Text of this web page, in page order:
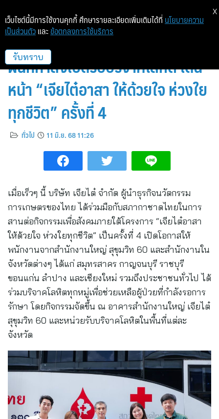
“เจียไต๋” จับมือ “สภากาชาดไทย”
ผนึกกำลังเปิดรับบริจาคโลหิต เดิน
หน้า “เจียไต๋อาสา ให้ด้วยใจ ห่วงใย
ทุกชีวิต” ครั้งที่ 4
ทั่วไป 11 มิ.ย. 68 11:26
เมื่อเร็วๆ นี้ บริษัท เจียไต๋ จำกัด ผู้นำธุรกิจนวัตกรรม
การเกษตรของไทย ได้ร่วมมือกับสภากาชาดไทยในการ
สานต่อกิจกรรมเพื่อสังคมภายใต้โครงการ “เจียไต๋อาสา
ให้ด้วยใจ ห่วงใยทุกชีวิต” เป็นครั้งที่ 4 เปิดโอกาสให้
พนักงานจากสำนักงานใหญ่ สุขุมวิท 60 และสำนักงานใน
จังหวัดต่างๆ ได้แก่ สมุทรสาคร กาญจนบุรี ราชบุรี
ขอนแก่น ลำปาง และเชียงใหม่ รวมถึงประชาชนทั่วไป ได้
ร่วมบริจาคโลหิตทุกหมู่เพื่อช่วยเหลือผู้ป่วยที่กำลังรอการ
รักษา โดยกิจกรรมจัดขึ้น ณ อาคารสำนักงานใหญ่ เจียไต๋
สุขุมวิท 60 และหน่วยรับบริจาคโลหิตในพื้นที่แต่ละ
จังหวัด
เว็บไซต์นี้มีการใช้งานคุกกี้ ศึกษารายละเอียดเพิ่มเติมได้ที่ นโยบายความ
เป็นส่วนตัว และ ข้อตกลงการใช้บริการ
รับทราบ
X